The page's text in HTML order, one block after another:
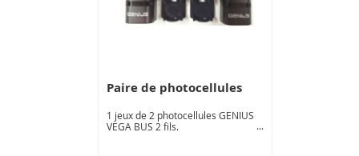
Paire de photocellules
1 jeux de 2 photocellules GENIUS
VEGA BUS 2 fils.